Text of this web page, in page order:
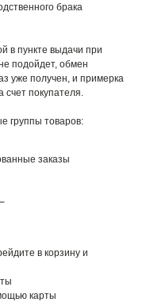
брака
в пункте выдачи при
подойдет, обмен
уже получен, и примерка
покупателя.
группы товаров:
заказы
в корзину и
карты